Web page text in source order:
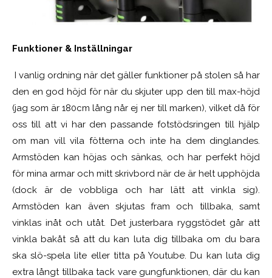
Funktioner & Inställningar
I vanlig ordning när det gäller funktioner på stolen så har
den en god höjd för när du skjuter upp den till max-höjd
(jag som är 180cm lång når ej ner till marken), vilket då för
oss till att vi har den passande fotstödsringen till hjälp
om man vill vila fötterna och inte ha dem dinglandes.
Armstöden kan höjas och sänkas, och har perfekt höjd
för mina armar och mitt skrivbord när de är helt upphöjda
(dock är de vobbliga och har lätt att vinkla sig).
Armstöden kan även skjutas fram och tillbaka, samt
vinklas inåt och utåt. Det justerbara ryggstödet går att
vinkla bakåt så att du kan luta dig tillbaka om du bara
ska slö-spela lite eller titta på Youtube. Du kan luta dig
extra långt tillbaka tack vare gungfunktionen, där du kan